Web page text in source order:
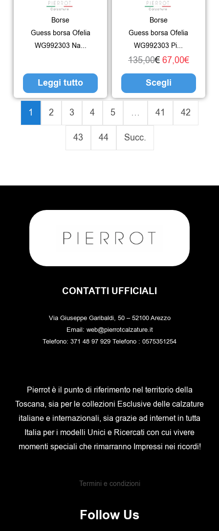
Borse
Guess borsa Ofelia
WG992303 Na...
Leggi tutto
Borse
Guess borsa Ofelia
WG992303 Pi...
135,00€ 67,00€
Scegli
scelte
nella
del
1 2 3 4 5 … 41 42
43 44 Succ.
CONTATTI UFFICIALI
Via Giuseppe Garibaldi, 50 – 52100 Arezzo
Email: web@pierrotcalzature.it
Telefono: 371 48 97 929 Telefono : 0575351254
Pierrot è il punto di riferimento nel territorio della
Toscana, sia per le collezioni Esclusive delle calzature
italiane e internazionali, sia grazie ad internet in tutta
Italia per i modelli Unici e Ricercati con cui vivere
momenti speciali che rimarranno Impressi nei ricordi!
Termini e condizioni
Follow Us